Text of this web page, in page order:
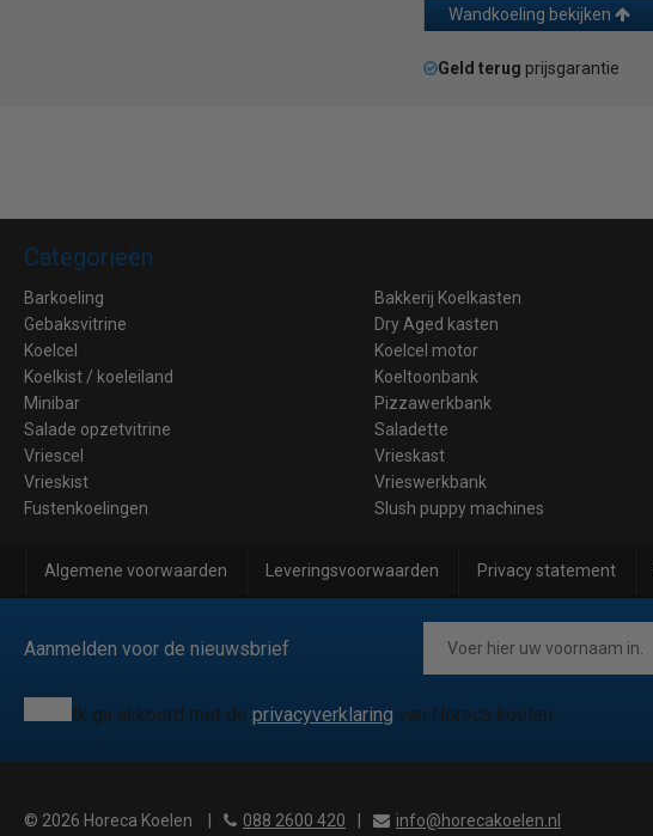
Wandkoeling bekijken
Geld terug prijsgarantie
Categorieën
Barkoeling Bakkerij Koelkasten
Gebaksvitrine
Dry Aged kasten
Koelcel
Koelcel motor
Koelkist / koeleiland
Koeltoonbank
Minibar
Pizzawerkbank
Salade opzetvitrine
Saladette
Vriescel
Vrieskast
Vrieskist
Vrieswerkbank
Fustenkoelingen
Slush puppy machines
Algemene voorwaarden Leveringsvoorwaarden Privacy statement
Aanmelden voor de nieuwsbrief
Ik ga akkoord met de privacyverklaring van Horeca koelen
© 2026 Horeca Koelen 088 2600 420 info@horecakoelen.nl